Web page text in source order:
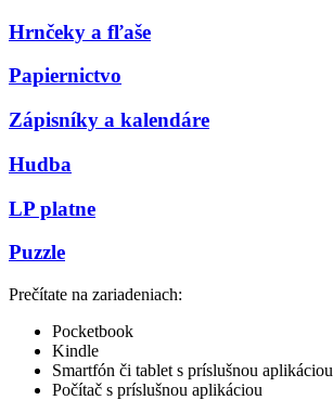
Hrnčeky a fľaše
Papiernictvo
Zápisníky a kalendáre
Hudba
LP platne
Puzzle
Prečítate na zariadeniach:
Pocketbook
Kindle
Smartfón či tablet s príslušnou aplikáciou
Počítač s príslušnou aplikáciou